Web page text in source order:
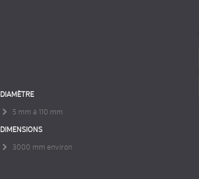
DIAMÈTRE
5 mm à 110 mm
DIMENSIONS
3000 mm environ